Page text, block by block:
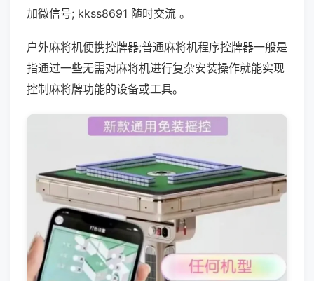
加微信号; kkss8691 随时交流 。
户外麻将机便携控牌器;普通麻将机程序控牌器一般是
指通过一些无需对麻将机进行复杂安装操作就能实现
控制麻将牌功能的设备或工具。